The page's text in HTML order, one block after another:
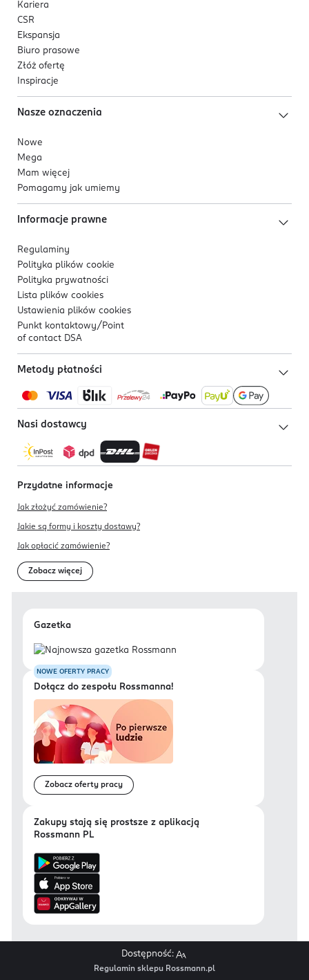
Kariera
CSR
Ekspansja
Biuro prasowe
Złóż ofertę
Inspiracje
Nasze oznaczenia
Nowe
Mega
Mam więcej
Pomagamy jak umiemy
Informacje prawne
Regulaminy
Polityka plików cookie
Polityka prywatności
Lista plików cookies
Ustawienia plików cookies
Punkt kontaktowy/ Point
of contact DSA
Metody płatności
Nasi dostawcy
Przydatne informacje
Jak złożyć zamówienie?
Jakie są formy i koszty dostawy?
Jak opłacić zamówienie?
Zobacz więcej
Gazetka
NOWE OFERTY PRACY
Dołącz do zespołu Rossmanna!
Zobacz oferty pracy
Zakupy stają się prostsze z aplikacją
Rossmann PL
Dostępność:
Regulamin sklepu Rossmann.pl